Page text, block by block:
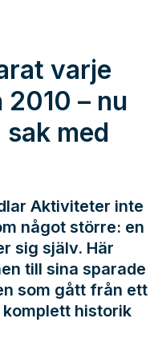
varje
– nu
sak med
Aktiviteter inte
något större: en
sig själv. Här
till sina sparade
som gått från ett
historik